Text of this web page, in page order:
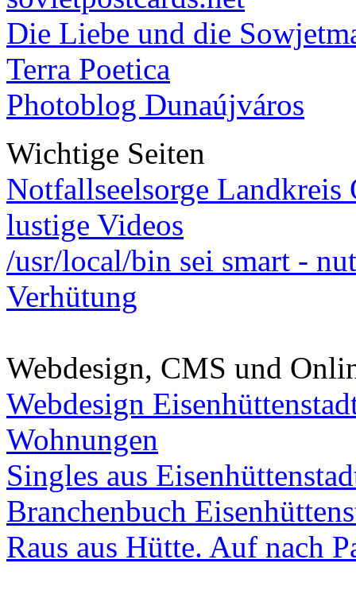
Die Liebe und die
Terra Poetica
Photoblog Dunaújváros
Wichtige Seiten
Notfallseelsorge Landkreis
lustige Videos
/usr/local/bin sei smart -
Verhütung
Webdesign, CMS und
Webdesign
Wohnungen
Singles aus
Branchenbuch
Raus aus Hütte. Auf nach